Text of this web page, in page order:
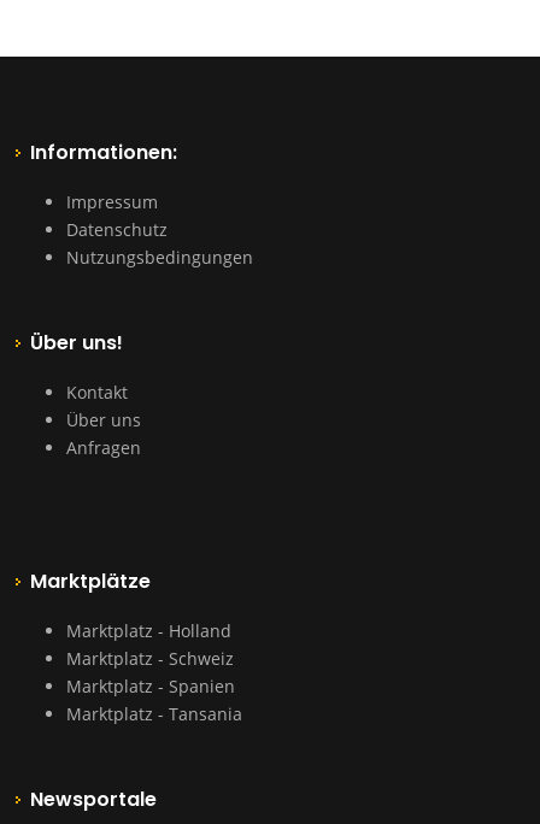
Informationen:
Impressum
Datenschutz
Nutzungsbedingungen
Über uns!
Kontakt
Über uns
Anfragen
Marktplätze
Marktplatz - Holland
Marktplatz - Schweiz
Marktplatz - Spanien
Marktplatz - Tansania
Newsportale